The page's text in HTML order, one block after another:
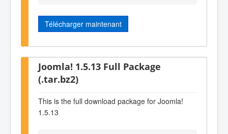
Télécharger maintenant
Joomla! 1.5.13 Full Package
(.tar.bz2)
This is the full download package for Joomla!
1.5.13